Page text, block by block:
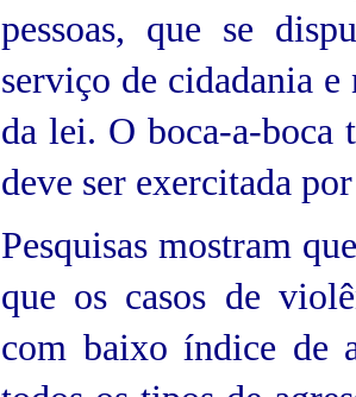
pessoas, que se
serviço de cidadania e
da lei. O boca-a-boca
deve ser exercitada
Pesquisas mostram
que os casos de
com baixo índice de